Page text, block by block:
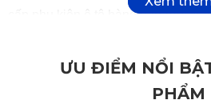
cấp phụ kiện ô tô hàng đầu Việt
Tại sao nên chọn rèm xe
ƯU ĐIỂM NỔI
PHẨM